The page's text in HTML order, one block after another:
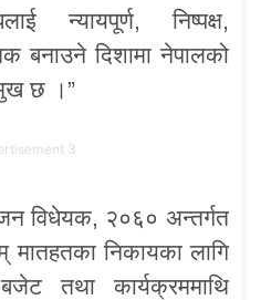
न्यायपूर्ण, निष्पक्ष,
बनाउने दिशामा नेपालको
छ ।”
3
विधेयक, २०६० अन्तर्गत
मातहतका निकायका लागि
तथा कार्यक्रममाथि